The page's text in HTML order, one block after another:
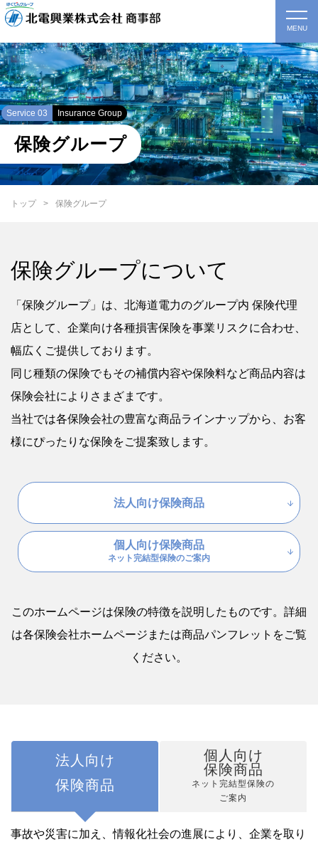
Service 03 Insurance Group
保険グループ
トップ 保険グループ
保険グループについて
「保険グループ」は、北海道電力のグループ内 保険代理
店として、企業向け各種損害保険を事業リスクに合わせ、
幅広くご提供しております。
同じ種類の保険でもその補償内容や保険料など商品内容は
保険会社によりさまざまです。
当社では各保険会社の豊富な商品ラインナップから、お客
様にぴったりな保険をご提案致します。
法人向け保険商品
個人向け保険商品
ネット完結型保険のご案内
このホームページは保険の特徴を説明したものです。 詳細
は各保険会社ホームページまたは商品パンフレットをご覧
ください。
法人向け
保険商品
個人向け
保険商品
ネット完結型保険の
ご案内
事故や災害に加え、情報化社会の進展により、企業を取り